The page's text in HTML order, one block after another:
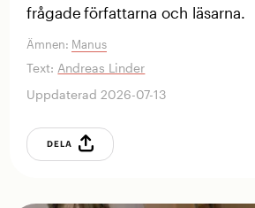
frågade författarna och läsarna.
Ämnen: Manus
Text:Andreas Linder
Uppdaterad 2026-07-13
DELA